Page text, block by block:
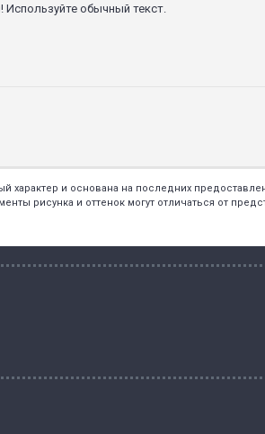
Используйте обычный текст.
характер и основана на последних
и оттенок могут отличаться от